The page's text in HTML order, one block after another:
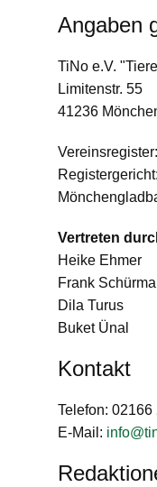
Angaben
TiNo e.V.
Limitenstr. 55
41236
Vertreten
Heike Ehmer
Frank
Dila Turus
Buket Ünal
Kontakt
Telefon: 02166
E-Mail: